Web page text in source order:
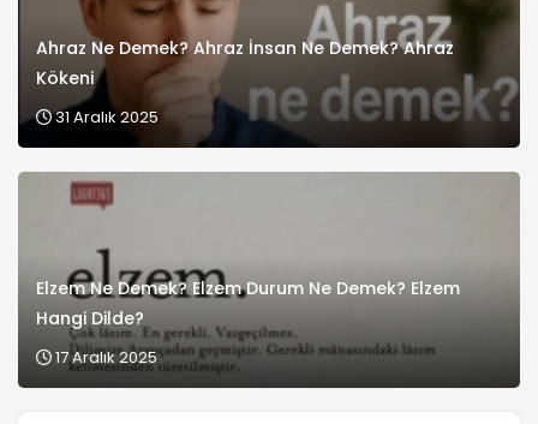
Ahraz Ne Demek? Ahraz İnsan Ne Demek? Ahraz
Kökeni
31 Aralık 2025
Elzem Ne Demek? Elzem Durum Ne Demek? Elzem
Hangi Dilde?
17 Aralık 2025